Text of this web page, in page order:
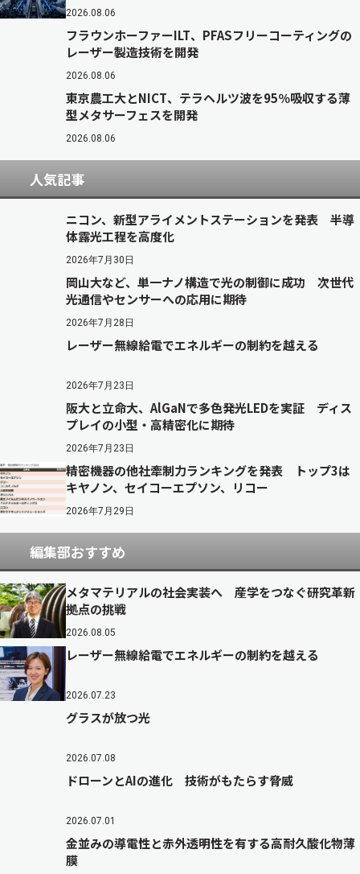
2026.08.06
フラウンホーファーILT、PFASフリーコーティングの
レーザー製造技術を開発
2026.08.06
東京農工大とNICT、テラヘルツ波を95％吸収する薄
型メタサーフェスを開発
2026.08.06
人気記事
ニコン、新型アライメントステーションを発表 半導
体露光工程を高度化
2026年7月30日
岡山大など、単一ナノ構造で光の制御に成功 次世代
光通信やセンサーへの応用に期待
2026年7月28日
レーザー無線給電でエネルギーの制約を越える
2026年7月23日
阪大と立命大、AlGaNで多色発光LEDを実証 ディス
プレイの小型・高精密化に期待
2026年7月23日
精密機器の他社牽制力ランキングを発表 トップ3は
キヤノン、セイコーエプソン、リコー
2026年7月29日
編集部おすすめ
メタマテリアルの社会実装へ 産学をつなぐ研究革新
拠点の挑戦
2026.08.05
レーザー無線給電でエネルギーの制約を越える
2026.07.23
グラスが放つ光
2026.07.08
ドローンとAIの進化 技術がもたらす脅威
2026.07.01
金並みの導電性と赤外透明性を有する高耐久酸化物薄
膜